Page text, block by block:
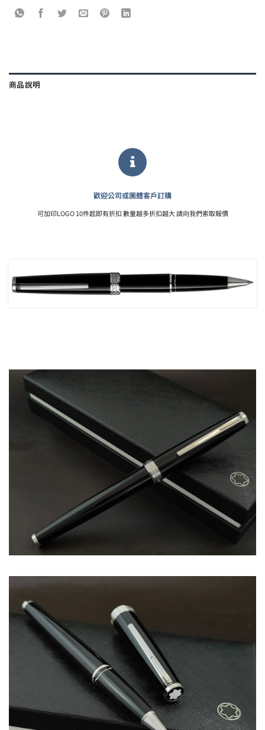
商品說明
歡迎公司或團體客戶訂購
可加印LOGO 10件起即有折扣 數量越多折扣越大 請向我們索取報價